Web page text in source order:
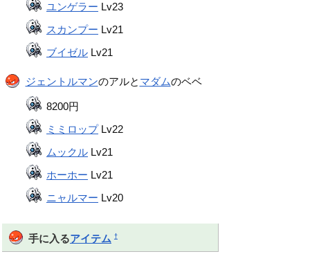
ユンゲラー Lv23
スカンプー Lv21
ブイゼル Lv21
ジェントルマンのアルと マダムのベベ
8200円
ミミロップLv22
ムックル Lv21
ホーホー Lv21
ニャルマー Lv20
手に入るアイテム †